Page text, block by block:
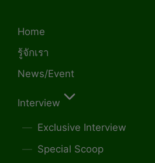
Home
รู้จักเรา
News/Event
Interview
Exclusive Interview
Special Scoop